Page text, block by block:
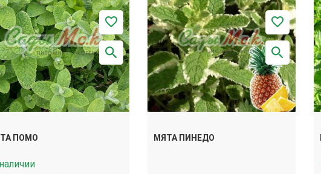
ПОМО МЯТА ПИНЕДО